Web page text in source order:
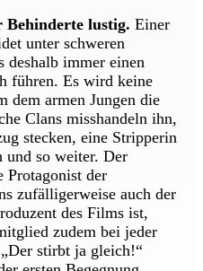
Behinderte lustig. Einer
unter schweren
deshalb immer einen
führen. Es wird keine
dem armen Jungen die
Clans misshandeln ihn,
stecken, eine Stripperin
und so weiter. Der
Protagonist der
zufälligerweise auch der
des Films ist,
zudem bei jeder
stirbt ja gleich!“